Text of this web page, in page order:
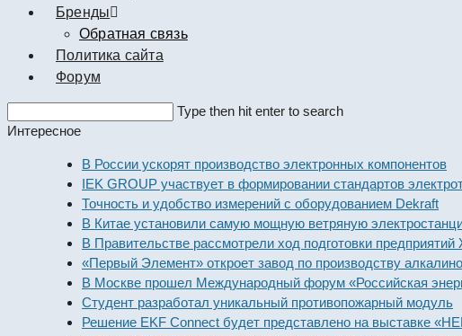
Бренды
Обратная связь
Политика сайта
Форум
this
Type then hit enter to search
Интересное
В России ускорят производство электронных компонентов
IEK GROUP участвует в формировании стандартов
Точность и удобство измерений с оборудованием Dekraft
В Китае установили самую мощную ветряную электростанцию
В Правительстве рассмотрели ход подготовки предприятий
«Первый Элемент» откроет завод по производству алкалиновых
В Москве прошел Международный форум «Российская
Студент разработал уникальный противопожарный модуль
Решение EKF Connect будет представлено на выставке «НЕВА